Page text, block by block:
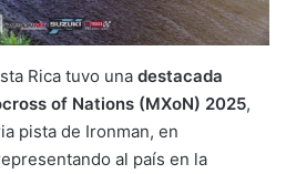
Rica tuvo una destacada
of Nations (MXoN) 2025,
pista de Ironman, en
al país en la